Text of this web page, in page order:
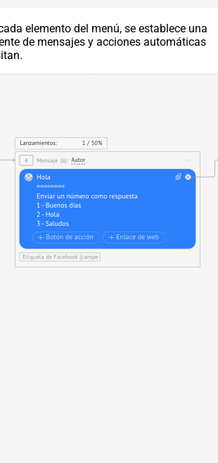
elemento del menú, se establece una
de mensajes y acciones automáticas